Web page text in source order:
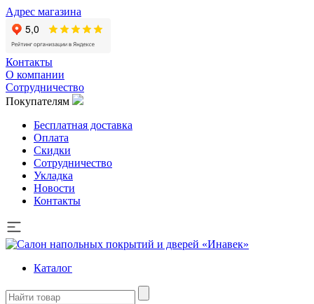
Адрес магазина
Контакты
О компании
Сотрудничество
Покупателям
Бесплатная доставка
Оплата
Скидки
Сотрудничество
Укладка
Новости
Контакты
Каталог